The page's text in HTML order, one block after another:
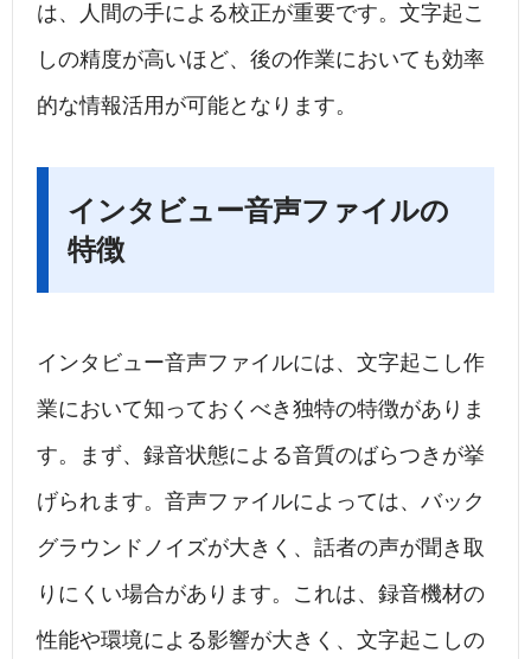
は、人間の手による校正が重要です。文字起こ
しの精度が高いほど、後の作業においても効率
的な情報活用が可能となります。
インタビュー音声ファイルの
特徴
インタビュー音声ファイルには、文字起こし作
業において知っておくべき独特の特徴がありま
す。まず、録音状態による音質のばらつきが挙
げられます。音声ファイルによっては、バック
グラウンドノイズが大きく、話者の声が聞き取
りにくい場合があります。これは、録音機材の
性能や環境による影響が大きく、文字起こしの